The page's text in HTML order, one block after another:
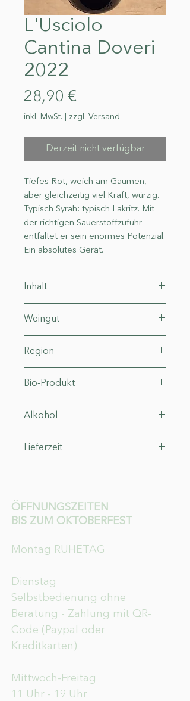
L'Usciolo
Cantina Doveri
2022
28,90 €
inkl. MwSt. zzgl. Versand
Derzeit nicht verfügbar
Tiefes Rot, weich am Gaumen,
aber gleichzeitig viel Kraft, würzig.
Typisch Syrah: typisch Lakritz. Mit
der richtigen Sauerstoffzufuhr
entfaltet er sein enormes Potenzial.
Ein absolutes Gerät.
Inhalt
Weingut
Region
Bio-Produkt
Alkohol
Lieferzeit
ÖFFNUNGSZEITEN
BIS ZUM OKTOBERFEST
Montag RUHETAG
Dienstag
Selbstbedienung ohne
Beratung - Zahlung mit QR-
Code (Paypal oder
Kreditkarten)
Mittwoch-Freitag
11 Uhr - 19 Uhr